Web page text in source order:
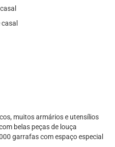
muitos armários e utensílios
belas peças de louça
garrafas com espaço especial